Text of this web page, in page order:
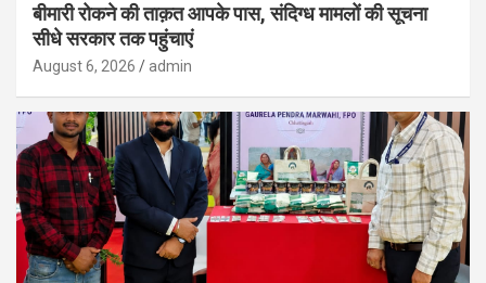
बीमारी रोकने की ताक़त आपके पास, संदिग्ध मामलों की सूचना
सीधे सरकार तक पहुंचाएं
August 6, 2026 admin